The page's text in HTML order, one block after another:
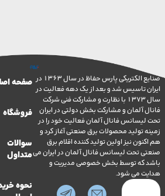
صنایع الکتریکی پارس حفاظ در سال 1363 در
شد و بعد از یک دهه فعالیت در
سال 1373 با نظارت و مشارکت فنی شرکت
و مشارکت بخش دولتی در ایران
فانال آلمان فعالیت خود را در
محصولات برق صنعتی آغاز کرد و
نیز اولین تولید کننده اقلام برق
لیسانس فانال آلمان در ایران می
توسط بخش خصوصی مدیریت و
می شود.
صفحه اصلی
فروشگاه
سوالات
متداول
نحوه خرید وپلاک4،طبقه دوم